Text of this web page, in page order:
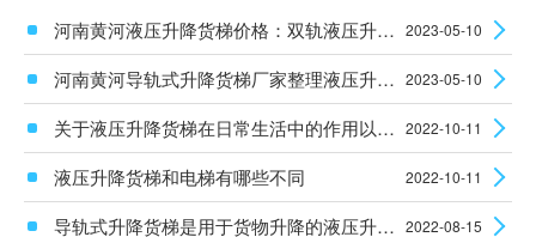
河南黄河液压升降货梯价格：双轨液压升降平台使用时安全性怎么样？ 2023-05-10
河南黄河导轨式升降货梯厂家整理液压升降设备电机的维护知识 2023-05-10
关于液压升降货梯在日常生活中的作用以及安装使用须知 2022-10-11
液压升降货梯和电梯有哪些不同 2022-10-11
导轨式升降货梯是用于货物升降的液压升降机械设备 2022-08-15